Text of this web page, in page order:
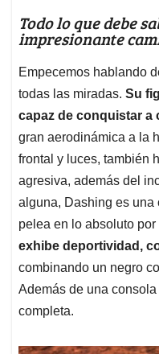
Todo lo que debe
impresionante
Empecemos hablando
todas las miradas. Su
capaz de conquistar a
gran aerodinámica a la
frontal y luces, también
agresiva, además del
alguna, Dashing es una
pelea en lo absoluto por
exhibe deportividad,
combinando un negro
Además de una
completa.